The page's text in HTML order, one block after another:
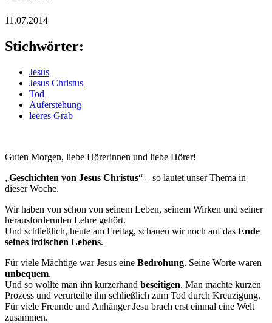
11.07.2014
Stichwörter:
Jesus
Jesus Christus
Tod
Auferstehung
leeres Grab
Guten Morgen, liebe Hörerinnen und liebe Hörer!
„Geschichten von Jesus Christus“ – so lautet unser Thema in
dieser Woche.
Wir haben von schon von seinem Leben, seinem Wirken und seiner
herausfordernden Lehre gehört.
Und schließlich, heute am Freitag, schauen wir noch auf das Ende
seines irdischen Lebens.
Für viele Mächtige war Jesus eine Bedrohung. Seine Worte waren
unbequem.
Und so wollte man ihn kurzerhand beseitigen. Man machte kurzen
Prozess und verurteilte ihn schließlich zum Tod durch Kreuzigung.
Für viele Freunde und Anhänger Jesu brach erst einmal eine Welt
zusammen.